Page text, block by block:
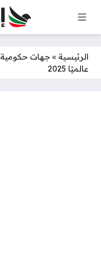
الرئيسية » جهات حكومية
عالميًا 2025